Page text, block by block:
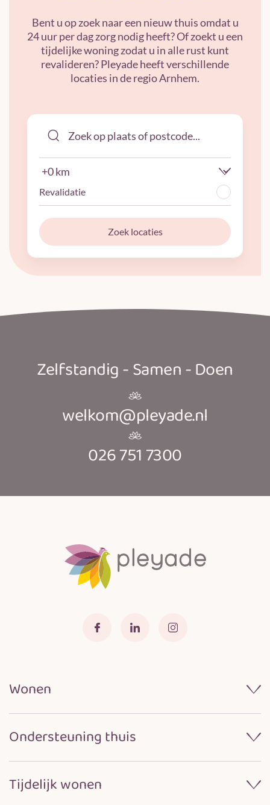
Bent u op zoek naar een nieuw thuis omdat u
24 uur per dag zorg nodig heeft? Of zoekt u een
tijdelijke woning zodat u in alle rust kunt
revalideren? Pleyade heeft verschillende
locaties in de regio Arnhem.
Revalidatie
Zoek locaties
Zelfstandig - Samen - Doen
welkom@pleyade.nl
026 751 7300
Wonen
Samenwerken met naasten
Praktische informatie
Locaties
Ondersteuning thuis
Dagelijkse verzorging
Tijdelijk wonen